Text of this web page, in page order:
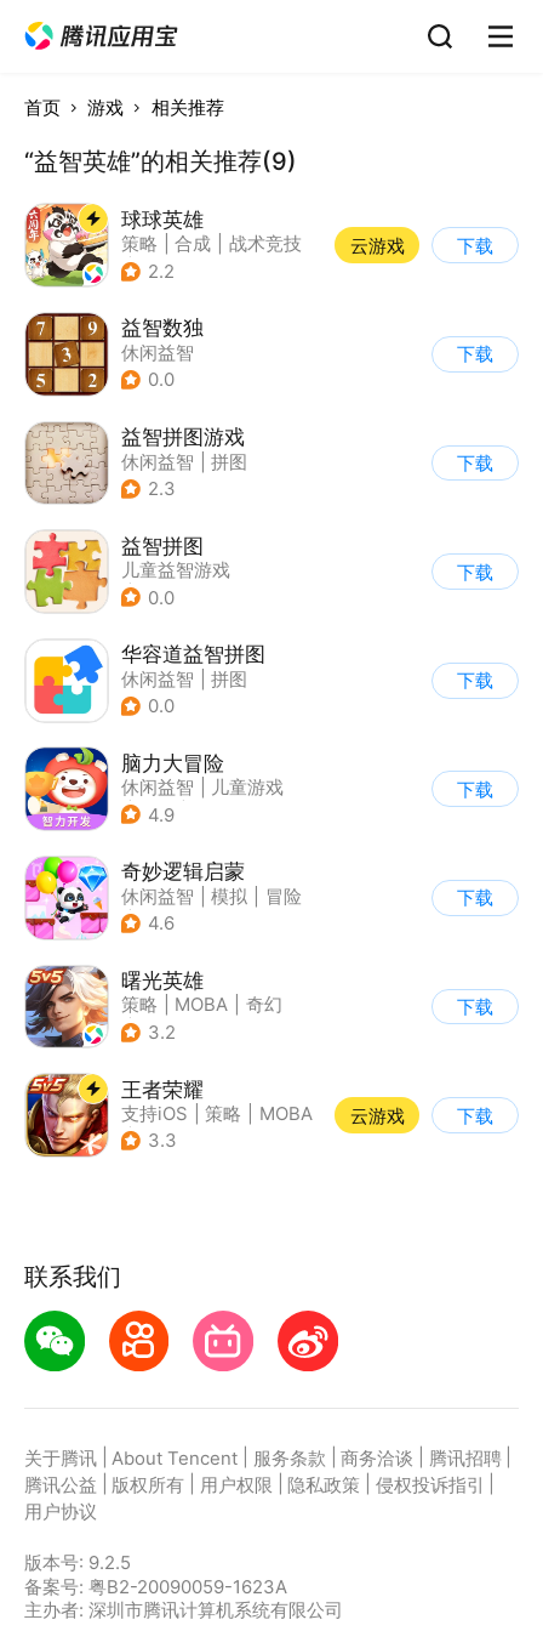
首页 游戏 相关推荐
“益智英雄”的相关推荐(9)
球球英雄
策略 合成
战术竞技
| 创酷
2.2
云游戏 下载
益智数独
休闲益智
0.0
下载
益智拼图游戏
休闲益智
拼图
2.3
下载
益智拼图
儿童益智游戏
| 拼图魔方
0.0
下载
华容道益智拼图
休闲益智
拼图
0.0
下载
脑力大冒险
休闲益智
儿童游戏
| 卡通
4.9
下载
奇妙逻辑启蒙
休闲益智 模拟
冒险
| 宝宝巴士
4.6
下载
曙光英雄
策略 MOBA
奇幻
| 5v5
3.2
下载
王者荣耀
支持iOS 策略
MOBA
| 奇幻
3.3
云游戏 下载
联系我们
关于腾讯 About Tencent 服务条款 商务洽谈 腾讯招聘
腾讯公益
版权所有 用户权限 隐私政策 侵权投诉指引
用户协议
版本号: 9.2.5
备案号: 粤B2-20090059-1623A
主办者: 深圳市腾讯计算机系统有限公司